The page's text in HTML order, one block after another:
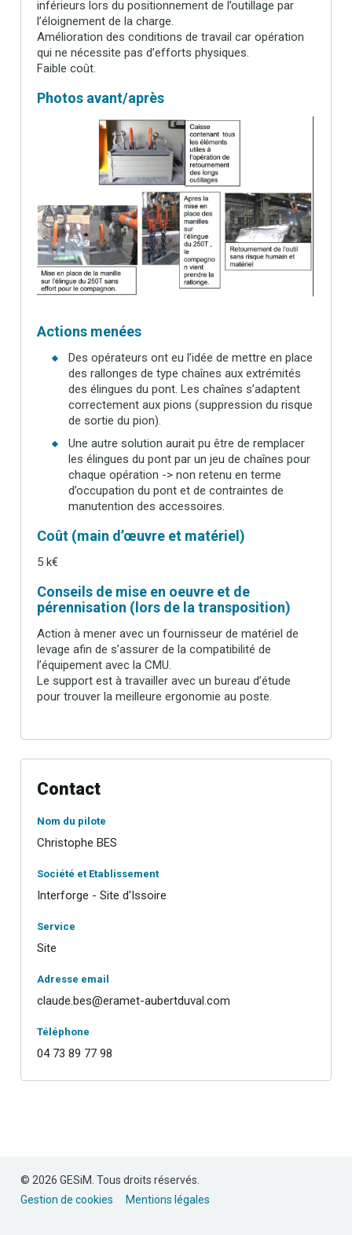
inférieurs lors du positionnement de l’outillage par
l’éloignement de la charge.
Amélioration des conditions de travail car opération
qui ne nécessite pas d’efforts physiques.
Faible coût.
Photos avant/après
Actions menées
Des opérateurs ont eu l’idée de mettre en place
des rallonges de type chaînes aux extrémités
des élingues du pont. Les chaînes s’adaptent
correctement aux pions (suppression du risque
de sortie du pion).
Une autre solution aurait pu être de remplacer
les élingues du pont par un jeu de chaînes pour
chaque opération -> non retenu en terme
d’occupation du pont et de contraintes de
manutention des accessoires.
Coût (main d’œuvre et matériel)
5 k€
Conseils de mise en oeuvre et de
pérennisation (lors de la transposition)
Action à mener avec un fournisseur de matériel de
levage afin de s’assurer de la compatibilité de
l’équipement avec la CMU.
Le support est à travailler avec un bureau d’étude
pour trouver la meilleure ergonomie au poste.
Contact
Nom du pilote
Christophe BES
Société et Etablissement
Interforge - Site d'Issoire
Service
Site
Adresse email
claude.bes@eramet-aubertduval.com
Téléphone
04 73 89 77 98
© 2026 GESiM. Tous droits réservés.
Gestion de cookies
Mentions légales